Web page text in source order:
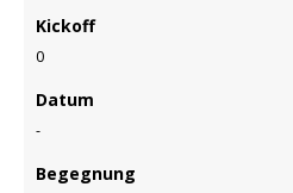
Kickoff
0
Datum
-
Begegnung